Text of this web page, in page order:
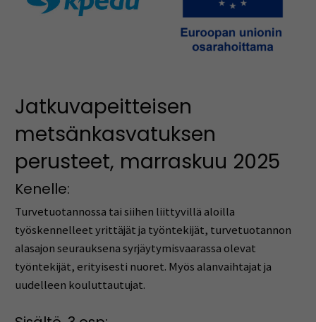
Jatkuvapeitteisen
metsänkasvatuksen
perusteet, marraskuu 2025
Kenelle:
Turvetuotannossa tai siihen liittyvillä aloilla
työskennelleet yrittäjät ja työntekijät, turvetuotannon
alasajon seurauksena syrjäytymisvaarassa olevat
työntekijät, erityisesti nuoret. Myös alanvaihtajat ja
uudelleen kouluttautujat.